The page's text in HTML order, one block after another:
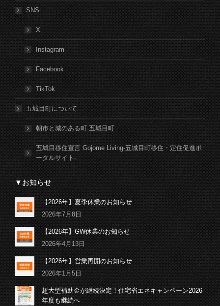
SNS
X
Instagram
Facebook
TikTok
五城目町について
朝市と城のある町 五城目町
五城目移住宣言 Gojome Living-五城目町移住・定住促進ポ
ータルサイト-
▼お知らせ
【2026年】夏季休業のお知らせ
2026年7月8日
【2026年】GW休業のお知らせ
2026年4月13日
【2026年】営業再開のお知らせ
2026年1月5日
超大型補助金が継続決定！住宅省エネキャンペーン2026
年度も継続へ